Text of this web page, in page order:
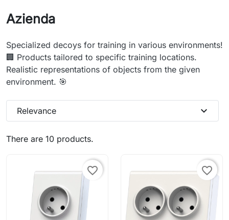
Azienda
Specialized decoys for training in various environments!
🏢 Products tailored to specific training locations.
Realistic representations of objects from the given
environment. 🎯
There are 10 products.
Relevance expand_more
favorite_border favorite_border